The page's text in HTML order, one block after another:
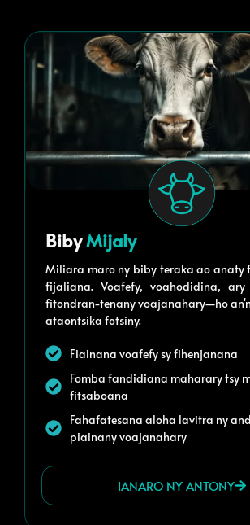
BibyMijaly
Miliara maro ny biby teraka ao anaty
fijaliana. Voafefy, voahodidina,
fitondran-tenany voajanahary—ho
ataontsika fotsiny.
Fiainana voafefy sy fihenjanana
Fomba fandidiana maharary tsy
fitsaboana
Fahafatesana aloha lavitra ny
piainany voajanahary
IANARO NY ANTONY